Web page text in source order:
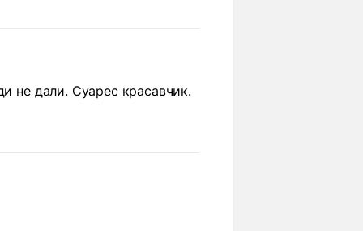
не дали. Суарес красавчик.